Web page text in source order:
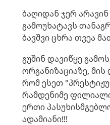
ბაღიდან ჯერ არავინ
გამოუხატავს
ბავშვი ცხრა თვეა
გუშინ დავიწყე
ორგანიზაციაზე,
რომ ესეთ
რამდენიმე
ერთი
ადამიანი!!!